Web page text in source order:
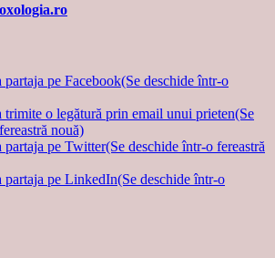
pe Facebook(Se deschide într-o
trimite o legătură prin email unui prieten(Se
nouă)
pe Twitter(Se deschide într-o fereastră
partaja pe LinkedIn(Se deschide într-o